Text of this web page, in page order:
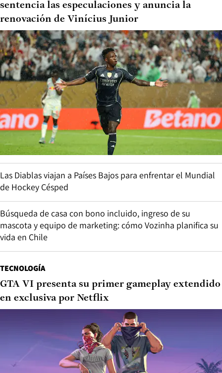
sentencia las especulaciones y anuncia la
renovación de Vinícius Junior
Las Diablas viajan a Países Bajos para enfrentar el Mundial
de Hockey Césped
Búsqueda de casa con bono incluido, ingreso de su
mascota y equipo de marketing: cómo Vozinha planifica su
vida en Chile
TECNOLOGÍA
GTA VI presenta su primer gameplay extendido
en exclusiva por Netflix